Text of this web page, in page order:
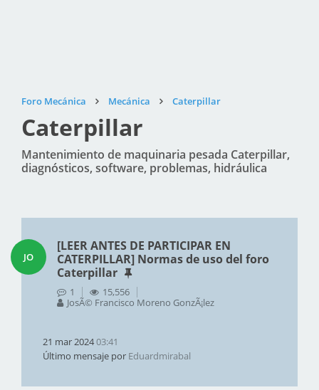
Foro Mecánica Mecánica Caterpillar
Caterpillar
Mantenimiento de maquinaria pesada Caterpillar,
diagnósticos, software, problemas, hidráulica
JO
[LEER ANTES DE PARTICIPAR EN
CATERPILLAR] Normas de uso del foro
Caterpillar
1
15,556
JosÃ© Francisco Moreno GonzÃ¡lez
21 mar 202403:41
Último mensaje por Eduardmirabal